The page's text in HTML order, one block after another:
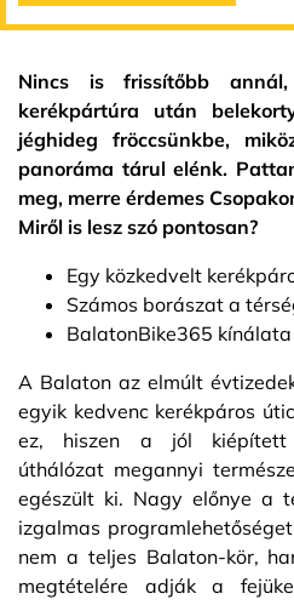
Nincs is frissítőbb
kerékpártúra után
jéghideg fröccsünkbe,
panoráma tárul elénk.
meg, merre érdemes
Miről is lesz szó pontosan?
Egy közkedvelt
Számos borászat a
BalatonBike365 kínálata
A Balaton az elmúlt
egyik kedvenc kerékpáros
ez, hiszen a jól kiépített
úthálózat megannyi
egészült ki. Nagy előnye a
izgalmas
nem a teljes Balaton-kör,
megtételére adják a